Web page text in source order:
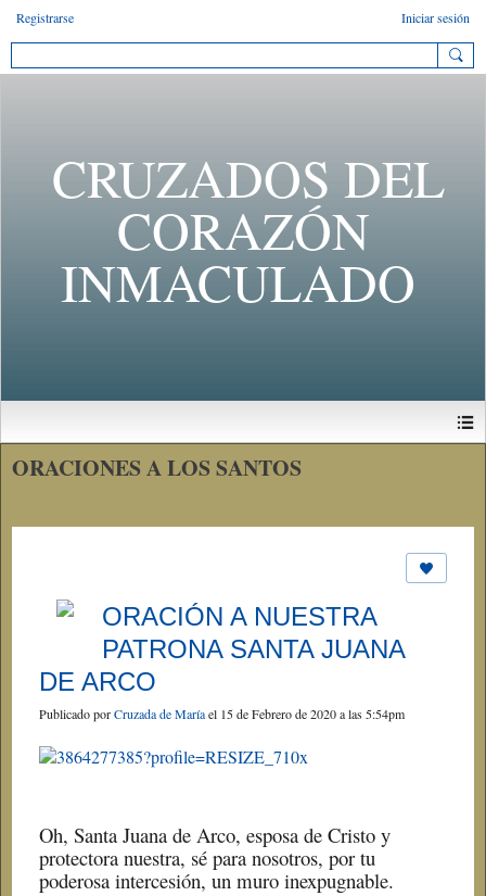
Registrarse Iniciar sesión
CRUZADOS DEL
CORAZÓN
INMACULADO
ORACIONES A LOS SANTOS
ORACIÓN A NUESTRA
PATRONA SANTA JUANA
DE ARCO
Publicado porCruzada de Maríael 15 de Febrero de 2020 a las 5:54pm
Oh, Santa Juana de Arco, esposa de Cristo y
protectora nuestra, sé para nosotros, por tu
poderosa intercesión, un muro inexpugnable.